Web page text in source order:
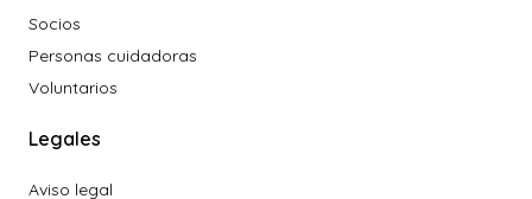
Socios
Personas cuidadoras
Voluntarios
Legales
Aviso legal